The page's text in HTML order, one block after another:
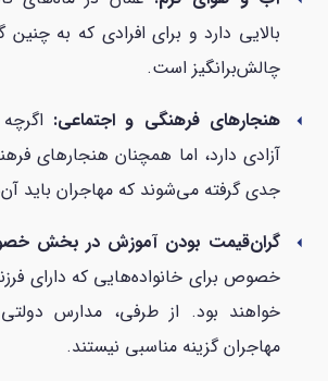
بالایی دارد و برای افرادی که به چنین
چالش‌برانگیز است.
arrow_left هنجارهای فرهنگی و اجتماعی:
آزادی دارد، اما همچنان هنجارهای
جدی گرفته می‌شوند که مهاجران باید
arrow_left گران‌قیمت بودن آموزش در بخش
خصوص برای خانواده‌هایی که دارای
خواهند بود. از طرفی، مدارس
مهاجران گزینه مناسبی نیستند.